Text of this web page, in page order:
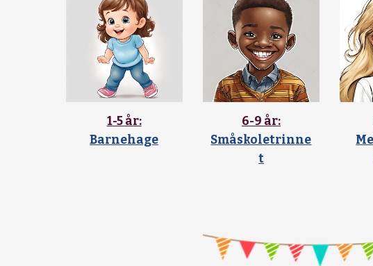
1-5 år:
Barnehage
6-9 år:
Småskoletrinne
t